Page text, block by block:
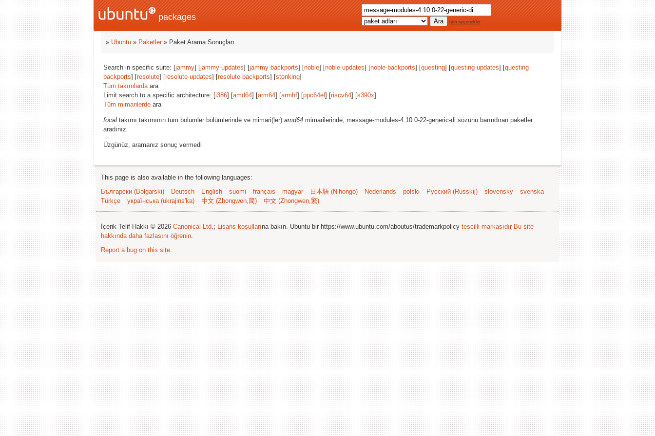
packages tüm seçenekler
» Ubuntu » Paketler» Paket Arama Sonuçları
Search in specific suite: [jammy] [jammy-updates] [jammy-backports] [noble] [noble-updates] [noble-backports] [questing] [questing-updates] [questing-
backports] [resolute] [resolute-updates] [resolute-backports] [stonking]
Tüm takımlardaara
Limit search to a specific architecture: [i386] [amd64] [arm64] [armhf] [ppc64el ] [riscv64] [s390x]
Tüm mimarilerde ara
focal takımı takımının tüm bölümler bölümlerinde ve mimari(ler) amd64 mimarilerinde, message-modules-4.10.0-22-generic-di sözünü barındıran paketler
aradınız
Üzgünüz, aramanız sonuç vermedi
This page is also available in the following languages:
Български (Bəlgarski)
Deutsch English suomi français magyar 日本語 (Nihongo) Nederlands polski Русский (Russkij) slovensky
svenska
Türkçe
українська (ukrajins'ka) 中文 (Zhongwen,简) 中文 (Zhongwen,繁)
İçerik Telif Hakkı © 2026 Canonical Ltd.; Lisans koşullarına bakın. Ubuntu bir https://www.ubuntu.com/aboutus/trademarkpolicy tescilli markasıdır Bu site
hakkında daha fazlasını öğrenin.
Report a bug on this site.